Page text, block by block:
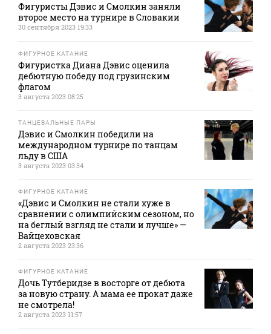
Фигуристы Дэвис и Смолкин заняли
второе место на турнире в Словакии
30 сентября 2023 19:33
ФИГУРНОЕ КАТАНИЕ
Фигуристка Диана Дэвис оценила
дебютную победу под грузинским
флагом
3 августа 2023 08:25
ТАНЦЕВАЛЬНЫЕ ПАРЫ
Дэвис и Смолкин победили на
международном турнире по танцам
льду в США
3 августа 2023 03:34
ФИГУРНОЕ КАТАНИЕ
«Дэвис и Смолкин не стали хуже в
сравнении с олимпийским сезоном, но
на беглый взгляд не стали и лучше» —
Вайцеховская
2 августа 2023 23:36
ФИГУРНОЕ КАТАНИЕ
Дочь Тутберидзе в восторге от дебюта
за новую страну. А мама ее прокат даже
не смотрела!
2 августа 2023 11:57